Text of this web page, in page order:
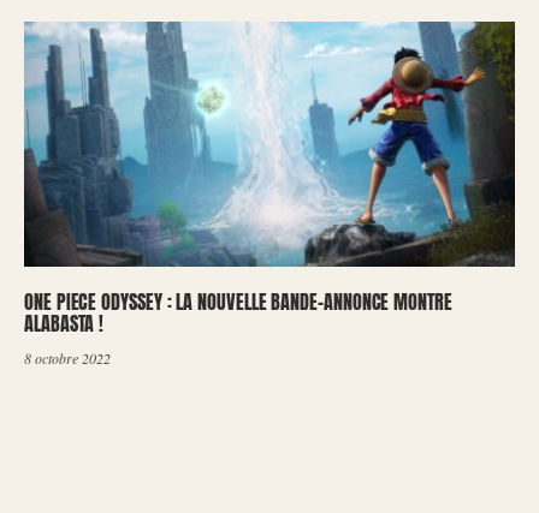
ONE PIECE ODYSSEY : LA NOUVELLE BANDE-ANNONCE MONTRE
ALABASTA !
8 octobre 2022